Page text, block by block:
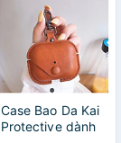
Case Bao Da Kai
Protective dành